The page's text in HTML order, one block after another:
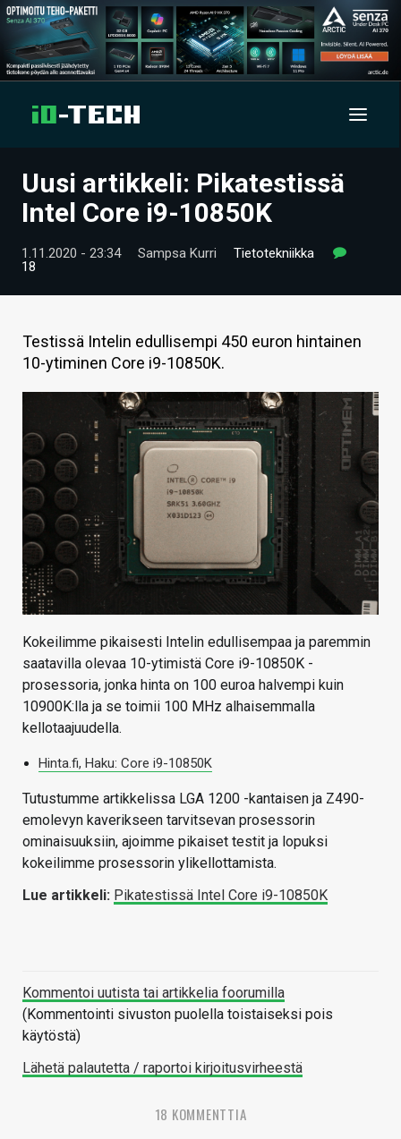
UUTISET
VIDEOT
TIETOA
VAIHDA TEEMA
HAKU
Uusi artikkeli: Pikatestissä
Intel Core i9-10850K
1.11.2020 - 23:34 Sampsa Kurri
Tietotekniikka
18
Testissä Intelin edullisempi 450 euron hintainen
10-ytiminen Core i9-10850K.
Kokeilimme pikaisesti Intelin edullisempaa ja paremmin
saatavilla olevaa 10-ytimistä Core i9-10850K -
prosessoria, jonka hinta on 100 euroa halvempi kuin
10900K:lla ja se toimii 100 MHz alhaisemmalla
kellotaajuudella.
Hinta.fi, Haku: Core i9-10850K
Tutustumme artikkelissa LGA 1200 -kantaisen ja Z490-
emolevyn kaverikseen tarvitsevan prosessorin
ominaisuuksiin, ajoimme pikaiset testit ja lopuksi
kokeilimme prosessorin ylikellottamista.
Lue artikkeli: Pikatestissä Intel Core i9-10850K
Kommentoi uutista tai artikkelia foorumilla
(Kommentointi sivuston puolella toistaiseksi pois
käytöstä)
Lähetä palautetta / raportoi kirjoitusvirheestä
18 KOMMENTTIA